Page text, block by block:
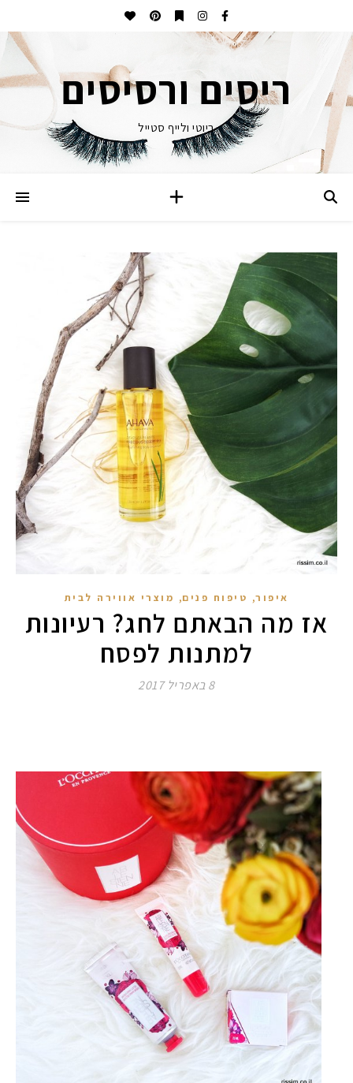
ריסים ורסיסים
ביוטי ולייף סטייל
איפור, טיפוח פנים, מוצרי אווירה לבית
אז מה הבאתם לחג? רעיונות
למתנות לפסח
8 באפריל 2017